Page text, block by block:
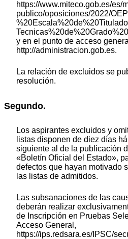
https://www.miteco.gob.es/es/
publico/oposiciones/2022/
y en el punto de acceso general
http://administracion.gob.es.
La relación de excluidos se
resolución.
Segundo.
Los aspirantes excluidos y
listas disponen de diez días
siguiente al de la publicación
«Boletín Oficial del Estado»,
defectos que hayan motivado
las listas de admitidos.
Las subsanaciones de las
deberán realizar
de Inscripción en Pruebas
Acceso General,
https://ips.redsara.es/IPSC/